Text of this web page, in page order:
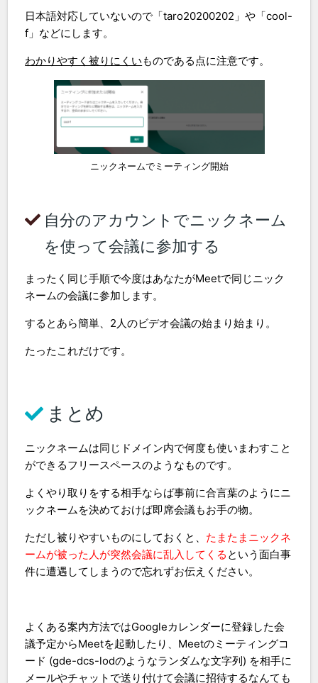
日本語対応していないので「taro20200202」や「cool-
f」などにします。
わかりやすく被りにくいものである点に注意です。
ニックネームでミーティング開始
自分のアカウントでニックネーム
を使って会議に参加する
まったく同じ手順で今度はあなたがMeetで同じニック
ネームの会議に参加します。
するとあら簡単、2人のビデオ会議の始まり始まり。
たったこれだけです。
まとめ
ニックネームは同じドメイン内で何度も使いまわすこと
ができるフリースペースのようなものです。
よくやり取りをする相手ならば事前に合言葉のようにニ
ックネームを決めておけば即席会議もお手の物。
ただし被りやすいものにしておくと、 たまたまニックネ
ームが被った人が突然会議に乱入してくる という面白事
件に遭遇してしまうので忘れずお伝えください。
よくある案内方法ではGoogleカレンダーに登録した会
議予定からMeetを起動したり、Meetのミーティングコ
ード (gde-dcs-lodのようなランダムな文字列) を相手に
メールやチャットで送り付けて会議に招待するなんても